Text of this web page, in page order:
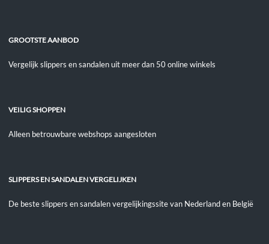
GROOTSTE AANBOD
Vergelijk slippers en sandalen uit meer dan 50 online winkels
VEILIG SHOPPEN
Alleen betrouwbare webshops aangesloten
SLIPPERS EN SANDALEN VERGELIJKEN
De beste slippers en sandalen vergelijkingssite van Nederland en België